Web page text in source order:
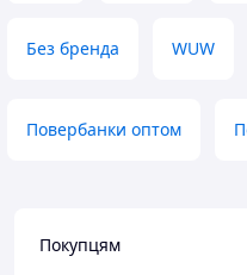
Без бренда WUW
Повербанки оптом
Покупцям